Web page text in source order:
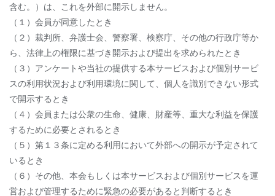
含む。）は、これを外部に開示しません。
（１）会員が同意したとき
（２）裁判所、弁護士会、警察署、検察庁、その他の行政庁等か
ら、法律上の権限に基づき開示および提出を求められたとき
（３）アンケートや当社の提供する本サービスおよび個別サービ
スの利用状況および利用環境に関して、個人を識別できない形式
で開示するとき
（４）会員または公衆の生命、健康、財産等、重大な利益を保護
するために必要とされるとき
（５）第１３条に定める利用において外部への開示が予定されて
いるとき
（６）その他、本会もしくは本サービスおよび個別サービスを運
営および管理するために緊急の必要があると判断するとき